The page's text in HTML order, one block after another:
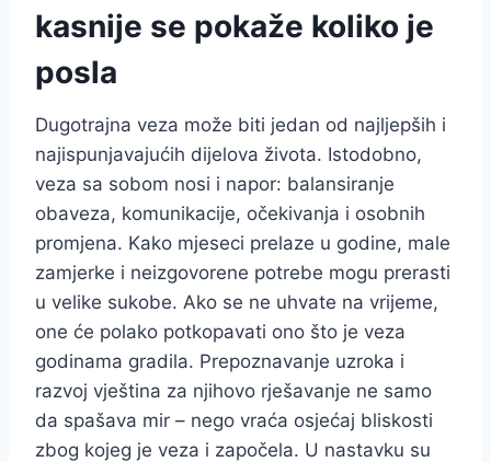
kasnije se pokaže koliko je
posla
Dugotrajna veza može biti jedan od najljepših i
najispunjavajućih dijelova života. Istodobno,
veza sa sobom nosi i napor: balansiranje
obaveza, komunikacije, očekivanja i osobnih
promjena. Kako mjeseci prelaze u godine, male
zamjerke i neizgovorene potrebe mogu prerasti
u velike sukobe. Ako se ne uhvate na vrijeme,
one će polako potkopavati ono što je veza
godinama gradila. Prepoznavanje uzroka i
razvoj vještina za njihovo rješavanje ne samo
da spašava mir – nego vraća osjećaj bliskosti
zbog kojeg je veza i započela. U nastavku su